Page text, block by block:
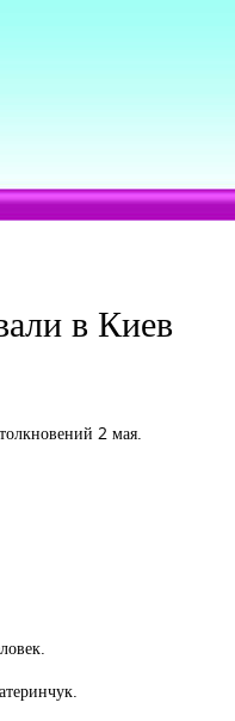
в Киев
2 мая.